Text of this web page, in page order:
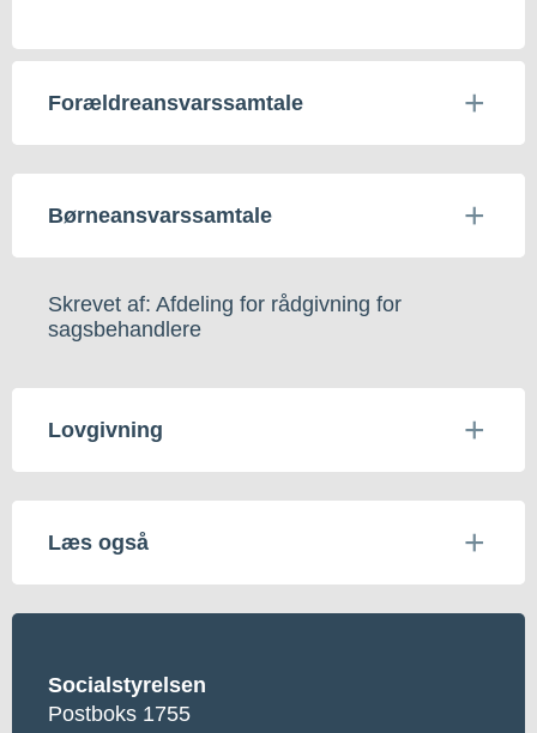
Forældreansvarssamtale
Børneansvarssamtale
Skrevet af: Afdeling for rådgivning for
sagsbehandlere
Lovgivning
Læs også
Socialstyrelsen
Postboks 1755